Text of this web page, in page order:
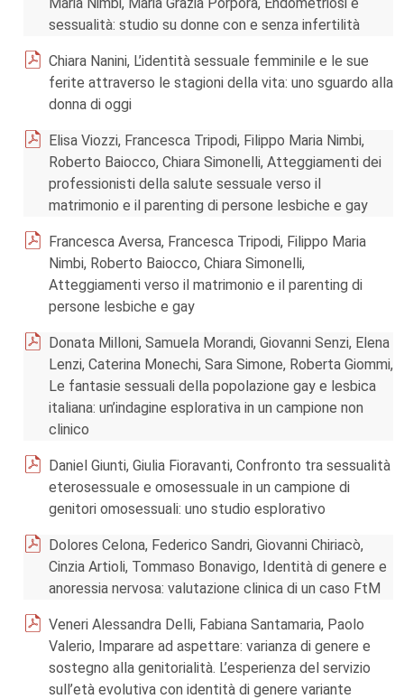
sessualità: studio su donne con e senza infertilità
Chiara Nanini, L’identità sessuale femminile e le sue
ferite attraverso le stagioni della vita: uno sguardo alla
donna di oggi
Elisa Viozzi, Francesca Tripodi, Filippo Maria Nimbi,
Roberto Baiocco, Chiara Simonelli, Atteggiamenti dei
professionisti della salute sessuale verso il
matrimonio e il parenting di persone lesbiche e gay
Francesca Aversa, Francesca Tripodi, Filippo Maria
Nimbi, Roberto Baiocco, Chiara Simonelli,
Atteggiamenti verso il matrimonio e il parenting di
persone lesbiche e gay
Donata Milloni, Samuela Morandi, Giovanni Senzi, Elena
Lenzi, Caterina Monechi, Sara Simone, Roberta Giommi,
Le fantasie sessuali della popolazione gay e lesbica
italiana: un’indagine esplorativa in un campione non
clinico
Daniel Giunti, Giulia Fioravanti, Confronto tra sessualità
eterosessuale e omosessuale in un campione di
genitori omosessuali: uno studio esplorativo
Dolores Celona, Federico Sandri, Giovanni Chiriacò,
Cinzia Artioli, Tommaso Bonavigo, Identità di genere e
anoressia nervosa: valutazione clinica di un caso FtM
Veneri Alessandra Delli, Fabiana Santamaria, Paolo
Valerio, Imparare ad aspettare: varianza di genere e
sostegno alla genitorialità. L’esperienza del servizio
sull’età evolutiva con identità di genere variante